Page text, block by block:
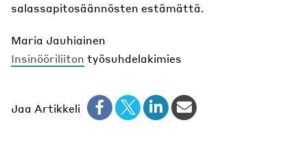
salassapitosäännösten estämättä.
Maria Jauhiainen
Insinööriliiton työsuhdelakimies
Jaa Artikkeli